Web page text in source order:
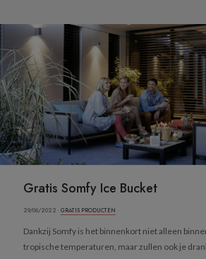
Gratis Somfy Ice Bucket
29/06/2022 ·GRATIS PRODUCTEN
Dankzij Somfy is het binnenkort niet alleen
tropische temperaturen, maar zullen ook je